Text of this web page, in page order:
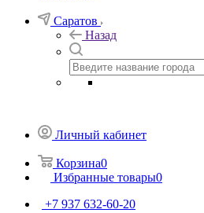
Саратов
Назад
Личный кабинет
Корзина0
Избранные товары0
+7 937 632-60-20